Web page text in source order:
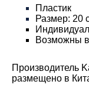
Пластик
Размер: 20
Возможны
Производитель
размещено в